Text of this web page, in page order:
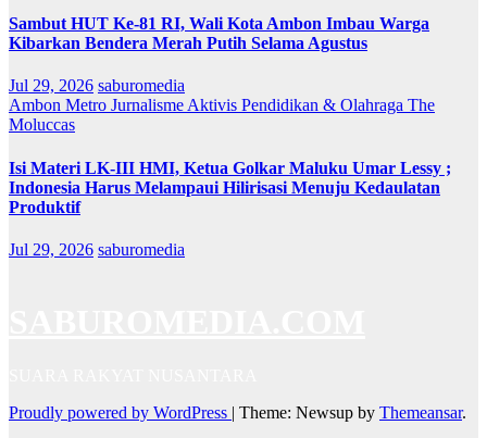
Sambut HUT Ke-81 RI, Wali Kota Ambon Imbau Warga
Kibarkan Bendera Merah Putih Selama Agustus
Jul 29, 2026 saburomedia
Ambon Metro Jurnalisme Aktivis Pendidikan & Olahraga The
Moluccas
Isi Materi LK-III HMI, Ketua Golkar Maluku Umar Lessy ;
Indonesia Harus Melampaui Hilirisasi Menuju Kedaulatan
Produktif
Jul 29, 2026 saburomedia
Proudly powered by WordPress | Theme: Newsup by Themeansar.